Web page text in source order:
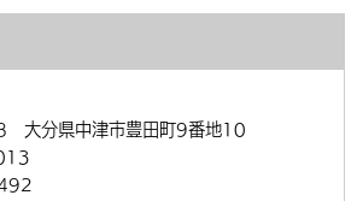
大分県中津市豊田町9番地10